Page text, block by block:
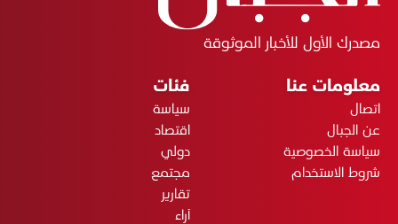
مصدرك الأول للأخبار الموثوقة
معلومات عنا
اتصال
عن الجبال
سياسة الخصوصية
شروط الاستخدام
فئات
سياسة
اقتصاد
دولي
مجتمع
تقارير
آراء